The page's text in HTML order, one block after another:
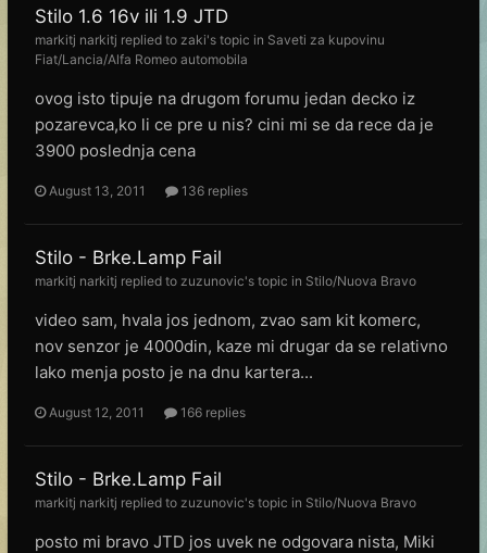
Stilo 1.6 16v ili 1.9 JTD
markitj narkitj replied to zaki's topic in Saveti za kupovinu
Fiat/Lancia/Alfa Romeo automobila
ovog isto tipuje na drugom forumu jedan decko iz
pozarevca,ko li ce pre u nis? cini mi se da rece da je
3900 poslednja cena
August 13, 2011 136 replies
Stilo - Brke.Lamp Fail
markitj narkitj replied to zuzunovic's topic in Stilo/Nuova Bravo
video sam, hvala jos jednom, zvao sam kit komerc,
nov senzor je 4000din, kaze mi drugar da se relativno
lako menja posto je na dnu kartera...
August 12, 2011 166 replies
Stilo - Brke.Lamp Fail
markitj narkitj replied to zuzunovic's topic in Stilo/Nuova Bravo
posto mi bravo JTD jos uvek ne odgovara nista, Miki